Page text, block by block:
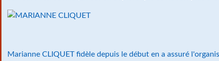
Marianne CLIQUET fidèle depuis le début en a assuré